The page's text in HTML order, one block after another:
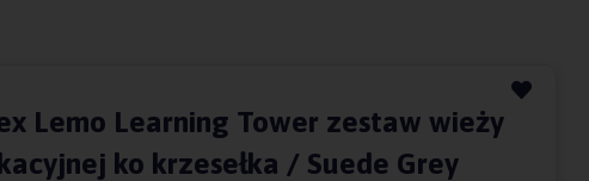
Lemo Learning Tower zestaw wieży
ko krzesełka / Suede Grey